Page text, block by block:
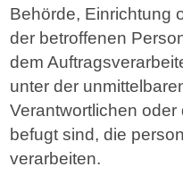
Behörde, Einrichtung
der betroffenen
dem
unter der
Verantwortlichen
befugt sind, die
verarbeiten.